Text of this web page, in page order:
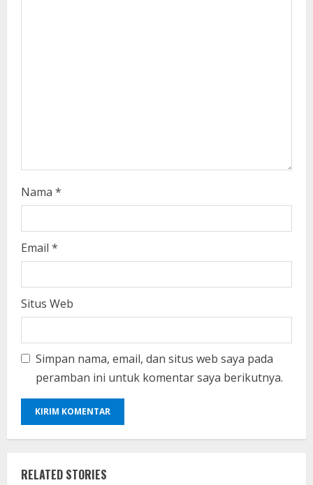
Nama *
Email *
Situs Web
Simpan nama, email, dan situs web saya pada
peramban ini untuk komentar saya berikutnya.
RELATED STORIES